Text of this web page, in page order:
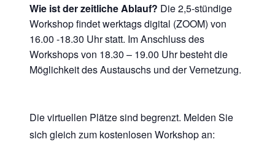
Wie ist der zeitliche Ablauf? Die 2,5-stündige
Workshop findet werktags digital (ZOOM) von
16.00 -18.30 Uhr statt. Im Anschluss des
Workshops von 18.30 – 19.00 Uhr besteht die
Möglichkeit des Austauschs und der Vernetzung.
Die virtuellen Plätze sind begrenzt. Melden Sie
sich gleich zum kostenlosen Workshop an: